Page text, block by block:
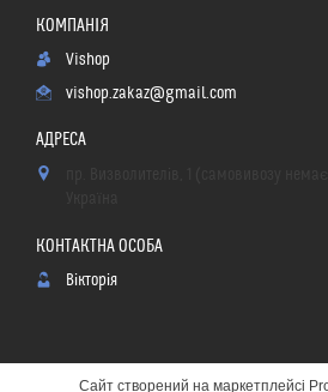
Vishop
vishop.zakaz@gmail.com
Вікторія
Сайт створений на маркетплейсі